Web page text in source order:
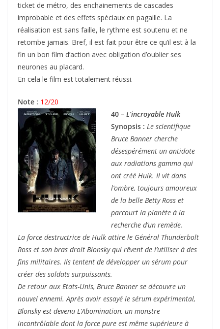
ticket de métro, des enchainements de cascades
improbable et des effets spéciaux en pagaille. La
réalisation est sans faille, le rythme est soutenu et ne
retombe jamais. Bref, il est fait pour être ce qu’il est à la
fin un bon film d’action avec obligation d’oublier ses
neurones au placard.
En cela le film est totalement réussi.
Note : 12/20
40 – L’incroyable Hulk
Synopsis : Le scientifique
Bruce Banner cherche
désespérément un antidote
aux radiations gamma qui
ont créé Hulk. Il vit dans
l’ombre, toujours amoureux
de la belle Betty Ross et
parcourt la planète à la
recherche d’un remède.
La force destructrice de Hulk attire le Général Thunderbolt
Ross et son bras droit Blonsky qui rêvent de l’utiliser à des
fins militaires. Ils tentent de développer un sérum pour
créer des soldats surpuissants.
De retour aux Etats-Unis, Bruce Banner se découvre un
nouvel ennemi. Après avoir essayé le sérum expérimental,
Blonsky est devenu L’Abomination, un monstre
incontrôlable dont la force pure est même supérieure à